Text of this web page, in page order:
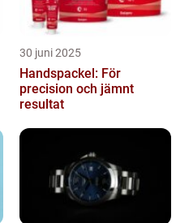
30 juni 2025
Handspackel: För
precision och jämnt
resultat